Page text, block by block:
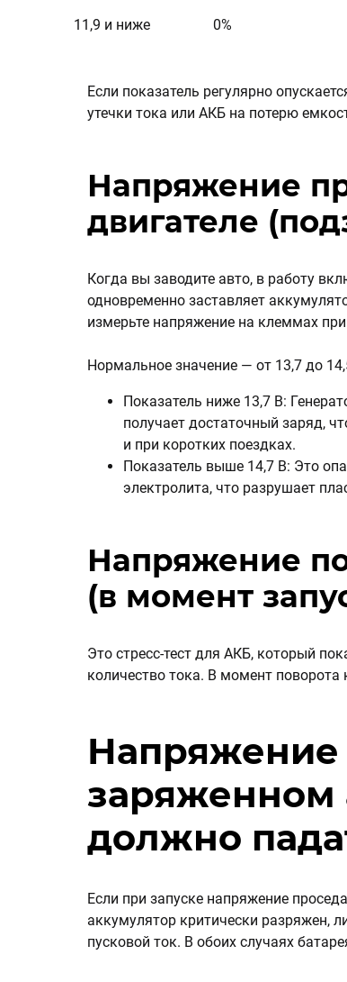
11,9 и ниже 0%
Если показатель регулярно
утечки тока или АКБ на потерю
Напряжение
двигателе
Когда вы заводите авто, в работу
одновременно заставляет
измерьте напряжение на клеммах
Нормальное значение — от 13,7 до
Показатель ниже 13,7 В:
получает достаточный заряд,
и при коротких поездках.
Показатель выше 14,7 В: Это
электролита, что разрушает
Напряжение
(в момент
Это стресс-тест для АКБ, который
количество тока. В момент поворота
Напряжение
заряженном
должно
Если при запуске напряжение
аккумулятор критически разряжен,
пусковой ток. В обоих случаях